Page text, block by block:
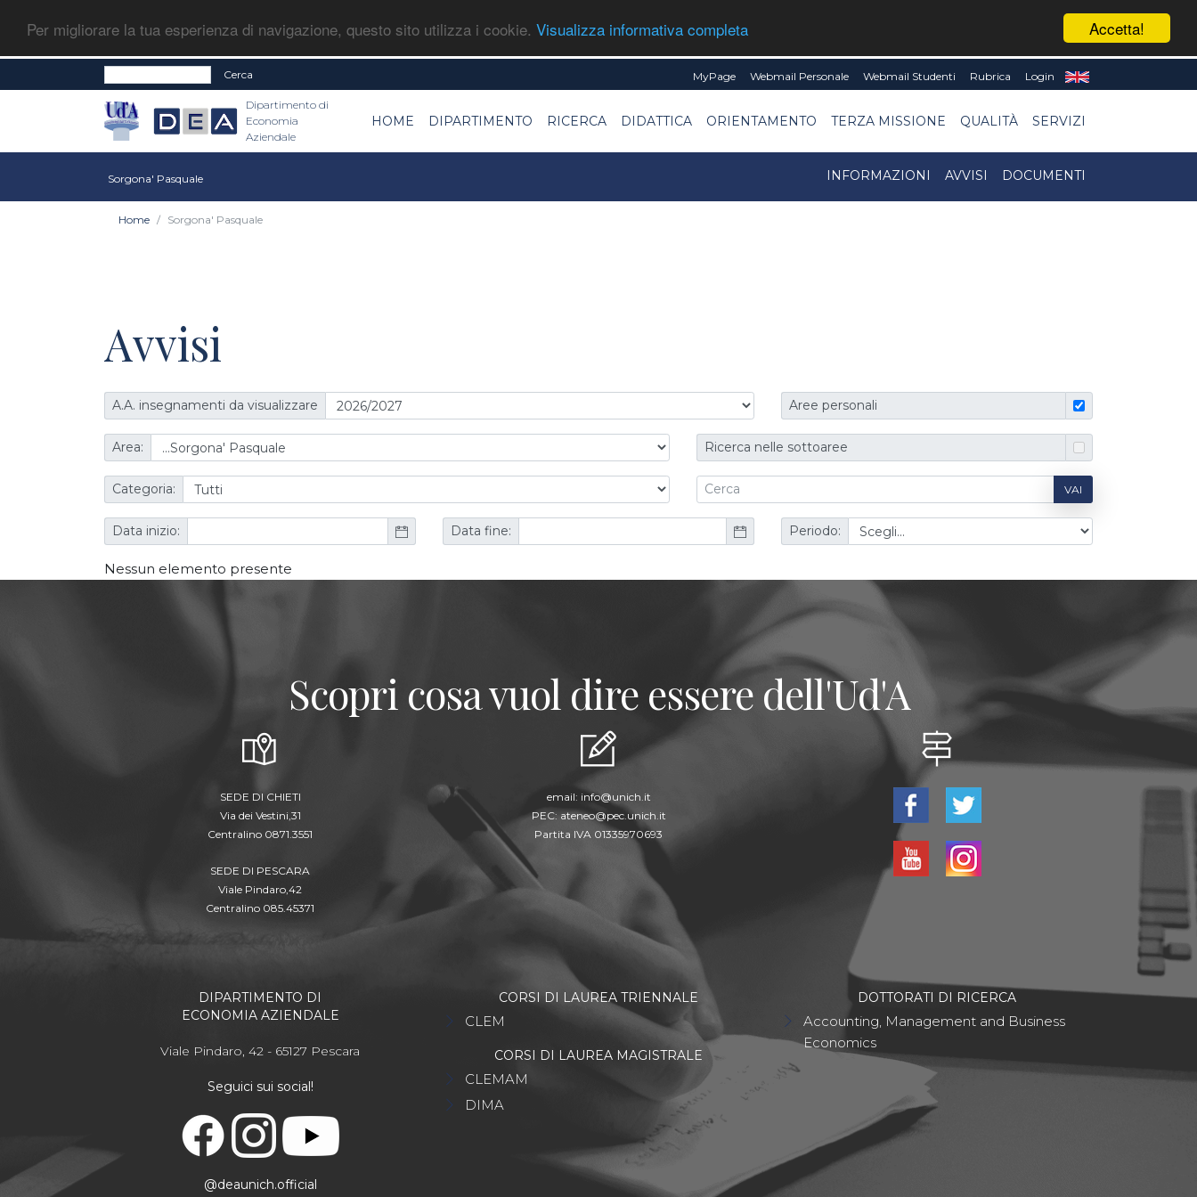
Accetta!
Per migliorare la tua esperienza di navigazione, questo sito utilizza i cookie. Visualizza informativa completa
Cerca MyPage Webmail Personale Webmail Studenti Rubrica Login
Dipartimento di
Economia
Aziendale
HOME DIPARTIMENTO RICERCA DIDATTICA ORIENTAMENTO TERZA MISSIONE QUALITÀ SERVIZI
Sorgona' Pasquale INFORMAZIONI AVVISI DOCUMENTI
Home Sorgona' Pasquale
Avvisi
A.A. insegnamenti da visualizzare Aree personali
Area: Ricerca nelle sottoaree
Categoria: VAI
Data inizio: Data fine: Periodo:
Nessun elemento presente
Scopri cosa vuol dire essere dell'Ud'A
SEDE DI CHIETI
Via dei Vestini,31
Centralino 0871.3551
SEDE DI PESCARA
Viale Pindaro,42
Centralino 085.45371
email: info@unich.it
PEC: ateneo@pec.unich.it
Partita IVA 01335970693
DIPARTIMENTO DI
ECONOMIA AZIENDALE
Viale Pindaro, 42 - 65127 Pescara
Seguici sui social!
@deaunich.official
CORSI DI LAUREA TRIENNALE
CLEM
CORSI DI LAUREA MAGISTRALE
CLEMAM
DIMA
DOTTORATI DI RICERCA
Accounting, Management and Business
Economics